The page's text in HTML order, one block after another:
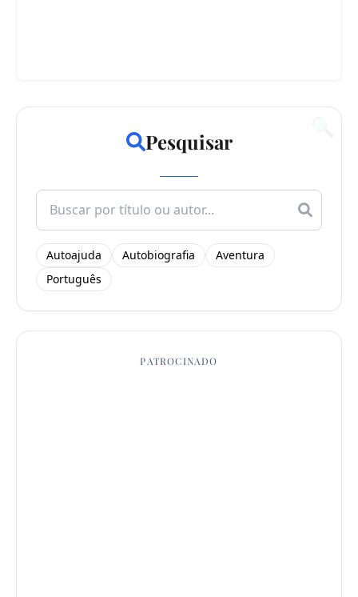
Pesquisar
Search
for:
Autoajuda Autobiografia
Aventura
Português
PATROCINADO